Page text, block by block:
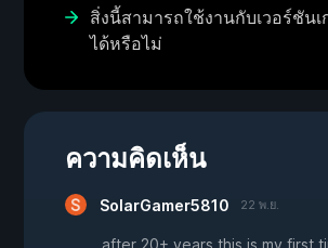
สิ่งนี้สามารถใช้งานกับเวอร์ชัน
ได้หรือไม่
ความคิดเห็น
SolarGamer5810 22 พ.ย.